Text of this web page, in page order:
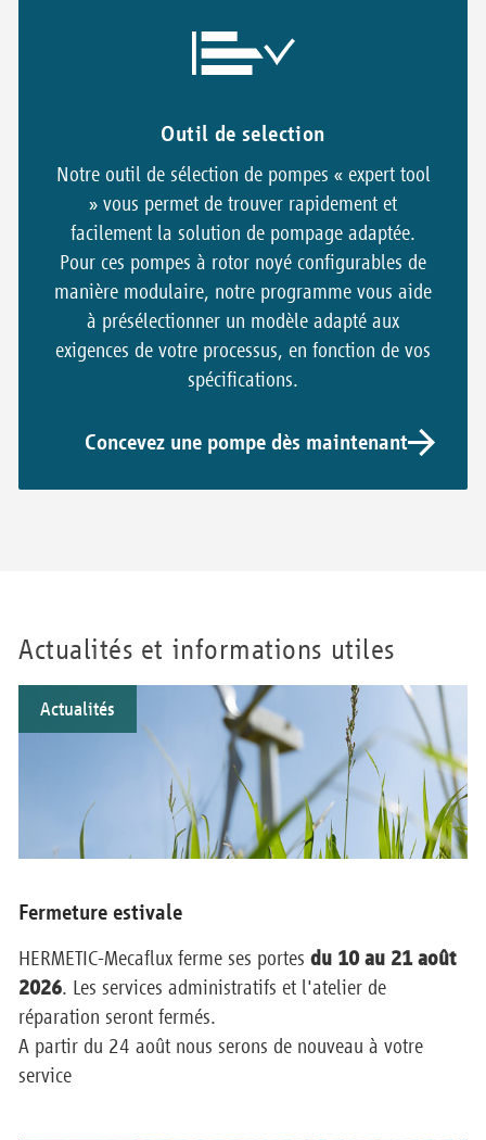
Outil de selection
Notre outil de sélection de pompes « expert tool
» vous permet de trouver rapidement et
facilement la solution de pompage adaptée.
Pour ces pompes à rotor noyé configurables de
manière modulaire, notre programme vous aide
à présélectionner un modèle adapté aux
exigences de votre processus, en fonction de vos
spécifications.
Concevez une pompe dès maintenant
Actualités et informations utiles
Actualités
Fermeture estivale
HERMETIC-Mecaflux ferme ses portes du 10 au 21 août
2026. Les services administratifs et l'atelier de
réparation seront fermés.
A partir du 24 août nous serons de nouveau à votre
service